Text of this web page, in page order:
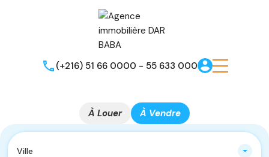
(+216) 51 66 0000 - 55 633 000
À Louer À Vendre
Ville